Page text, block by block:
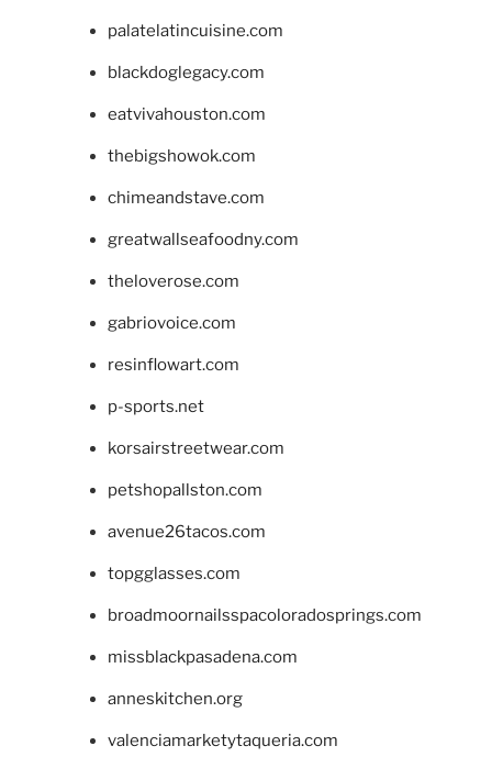
palatelatincuisine.com
blackdoglegacy.com
eatvivahouston.com
thebigshowok.com
chimeandstave.com
greatwallseafoodny.com
theloverose.com
gabriovoice.com
resinflowart.com
p-sports.net
korsairstreetwear.com
petshopallston.com
avenue26tacos.com
topgglasses.com
broadmoornailsspacoloradosprings.com
missblackpasadena.com
anneskitchen.org
valenciamarketytaqueria.com